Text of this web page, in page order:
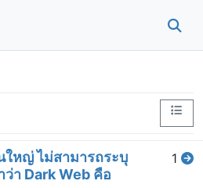
ใหญ่ ไม่สามารถระบุ
า Dark Web คือ
1